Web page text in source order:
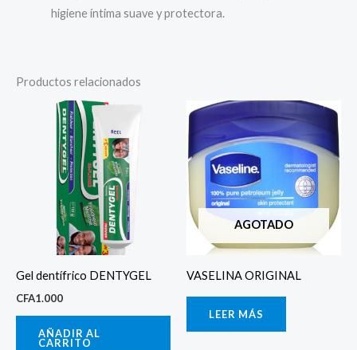
higiene íntima suave y protectora.
Productos relacionados
Gel dentífrico DENTYGEL
CFA1.000
AÑADIR AL
CARRITO
AGOTADO
VASELINA ORIGINAL
LEER MÁS